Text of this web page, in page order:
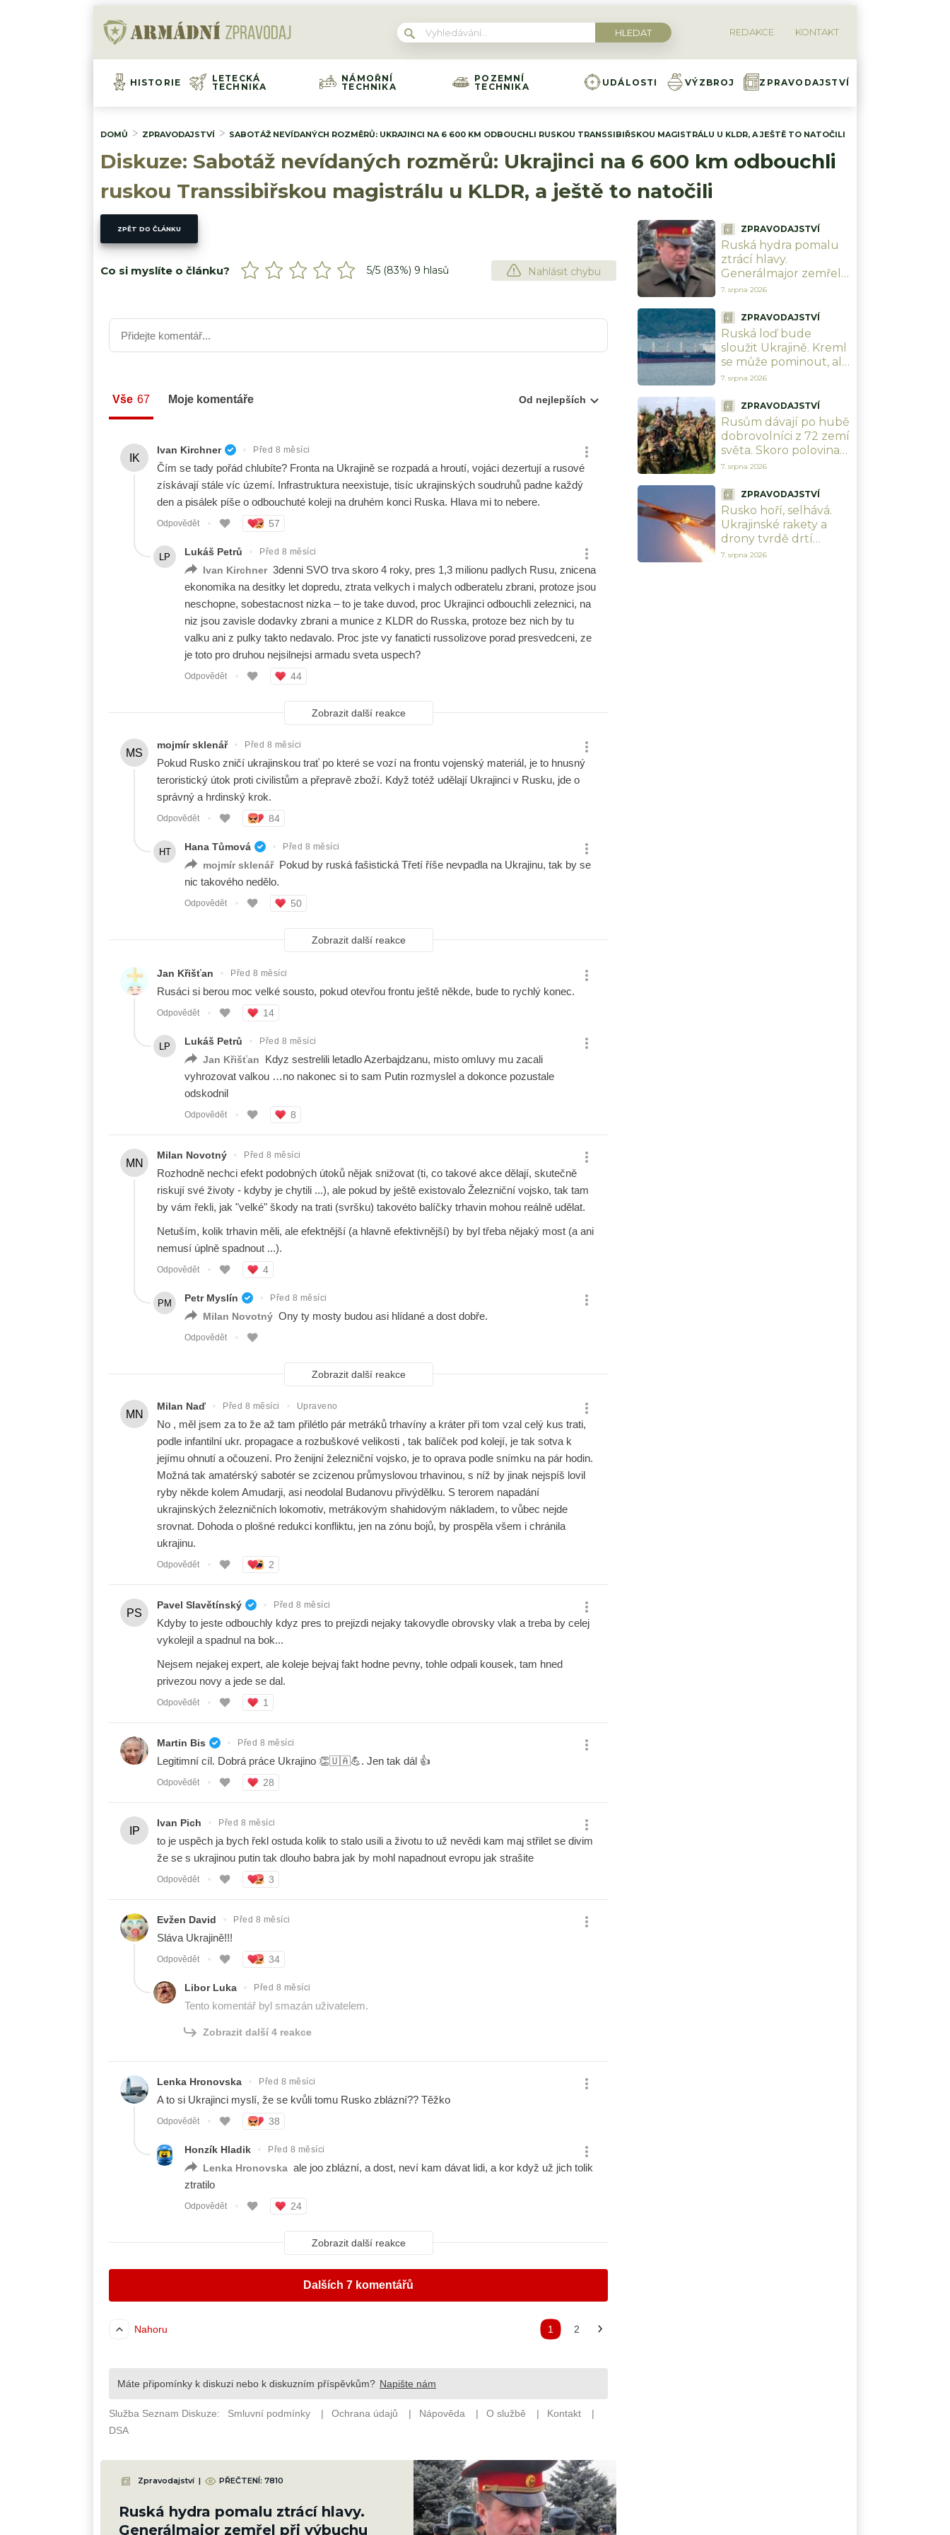
REDAKCE KONTAKT
HISTORIE
LETECKÁ
TECHNIKA
NÁMOŘNÍ
TECHNIKA
POZEMNÍ
TECHNIKA
UDÁLOSTI VÝZBROJ ZPRAVODAJSTVÍ
DOMŮ ZPRAVODAJSTVÍ SABOTÁŽ NEVÍDANÝCH ROZMĚRŮ: UKRAJINCI NA 6 600 KM ODBOUCHLI RUSKOU TRANSSIBIŘSKOU MAGISTRÁLU U KLDR, A JEŠTĚ TO NATOČILI
Diskuze: Sabotáž nevídaných rozměrů: Ukrajinci na 6 600 km odbouchli
ruskou Transsibiřskou magistrálu u KLDR, a ještě to natočili
ZPĚT DO ČLÁNKU
Co si myslíte o článku? 5/5 (83%) 9 hlasů Nahlásit chybu
Zpravodajství | PŘEČTENÍ: 7810
Ruská hydra pomalu ztrácí hlavy.
Generálmajor zemřel při výbuchu
ZPRAVODAJSTVÍ
Ruská hydra pomalu
ztrácí hlavy.
Generálmajor zemřel
při výbuchu před
restaurací, když slavil
narozeniny šéfa
vzdušných sil
7. srpna 2026
ZPRAVODAJSTVÍ
Ruská loď bude
sloužit Ukrajině. Kreml
se může pominout, ale
dostane šanci ji v
7. srpna 2026
ZPRAVODAJSTVÍ
Rusům dávají po hubě
dobrovolníci z 72 zemí
světa. Skoro polovina
jich přijela z Latinské
7. srpna 2026
ZPRAVODAJSTVÍ
Rusko hoří, selhává.
Ukrajinské rakety a
drony tvrdě drtí
ruskou logistiku i
7. srpna 2026